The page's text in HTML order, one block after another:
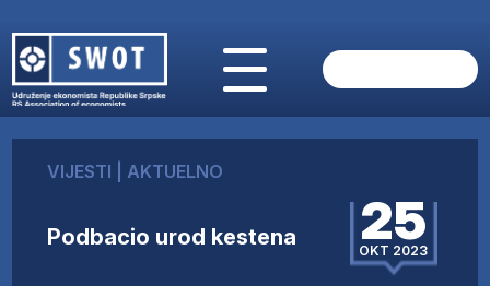
O NAMA
ANALIZE
VIJESTI AKTUELNO
Podbacio urod kestena 25
OKT 2023